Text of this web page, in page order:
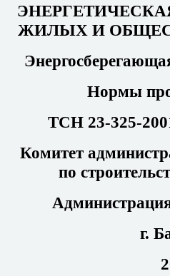
ЖИЛЫХ И
Нормы
ТСН 23-325-
Комитет
по
г.